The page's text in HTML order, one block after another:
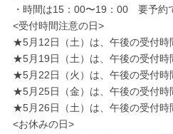
・時間は15：00〜19：00 要予約
<受付時間注意の日>
★5月12日（土）は、午後の受付時
★5月19日（土）は、午後の受付時
★5月22日（火）は、午後の受付時
★5月25日（金）は、午後の受付時
★5月26日（土）は、午後の受付時
<お休みの日>